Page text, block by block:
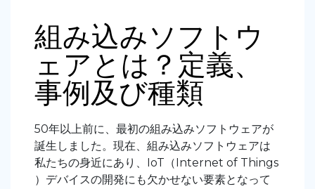
組み込みソフトウ
ェアとは？定義、
事例及び種類
50年以上前に、最初の組み込みソフトウェアが
誕生しました。現在、組み込みソフトウェアは
私たちの身近にあり、IoT（Internet of Things
）デバイスの開発にも欠かせない要素となって